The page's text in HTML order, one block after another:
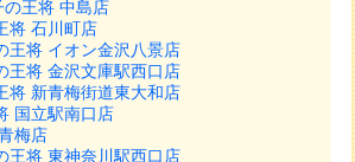
王将 中島店
将 石川町店
王将 イオン金沢八景店
王将 金沢文庫駅西口店
将 新青梅街道東大和店
国立駅南口店
梅店
王将 東神奈川駅西口店